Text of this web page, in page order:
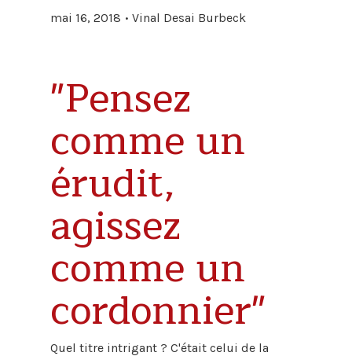
mai 16, 2018 Vinal Desai Burbeck
"Pensez
comme un
érudit,
agissez
comme un
cordonnier"
Quel titre intrigant ? C'était celui de la